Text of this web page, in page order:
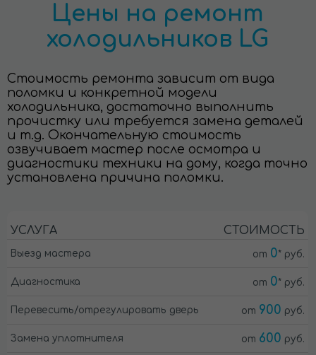
Цены на ремонт
холодильников LG
Стоимость ремонта зависит от вида
поломки и конкретной модели
холодильника, достаточно выполнить
прочистку или требуется замена деталей
и т.д. Окончательную стоимость
озвучивает мастер после осмотра и
диагностики техники на дому, когда точно
установлена причина поломки.
УСЛУГА СТОИМОСТЬ
Выезд мастера от 0* руб.
Диагностика от 0* руб.
Перевесить/отрегулировать дверь от 900 руб.
Замена уплотнителя от 600 руб.